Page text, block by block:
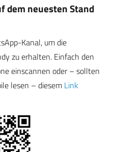
dem neuesten Stand
Kanal, um die
zu erhalten. Einfach den
einscannen oder – sollten
lesen – diesem Link